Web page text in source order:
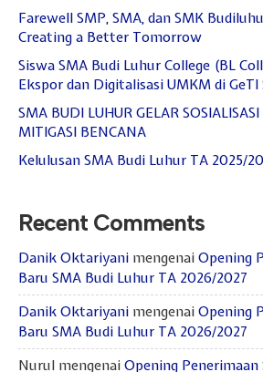
Farewell SMP, SMA, dan SMK
Creating a Better Tomorrow
Siswa SMA Budi Luhur College (BL
Ekspor dan Digitalisasi UMKM di GeTI
SMA BUDI LUHUR GELAR
MITIGASI BENCANA
Kelulusan SMA Budi Luhur TA 2025/
Recent Comments
Danik Oktariyani mengenai Opening
Baru SMA Budi Luhur TA 2026/2027
Danik Oktariyani mengenai Opening
Baru SMA Budi Luhur TA 2026/2027
Nurul mengenai Opening Penerimaan